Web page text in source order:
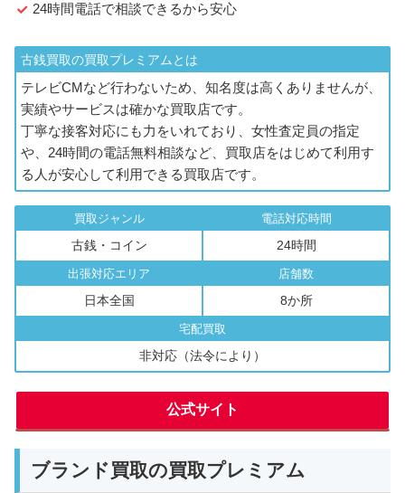
24時間電話で相談できるから安心
古銭買取の買取プレミアムとは
テレビCMなど行わないため、知名度は高くありませんが、
実績やサービスは確かな買取店です。
丁寧な接客対応にも力をいれており、女性査定員の指定
や、24時間の電話無料相談など、買取店をはじめて利用す
る人が安心して利用できる買取店です。
買取ジャンル
古銭・コイン
電話対応時間
24時間
出張対応エリア
日本全国
店舗数
8か所
宅配買取
非対応（法令により）
公式サイト
ブランド買取の買取プレミアム